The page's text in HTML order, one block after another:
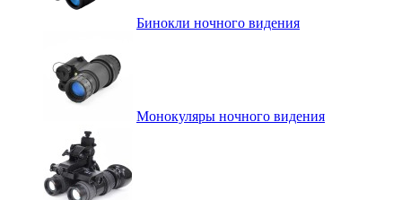
Бинокли ночного видения
Монокуляры ночного видения